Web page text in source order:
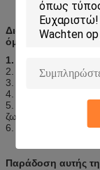
Διαδικασία
όμορφης
1.
Κάθε ένας
2. Πλαστικός άξονας
3. Αδιάβροχα πλαίσια
4. Συσκευασία
5. Πέντε στρώματα
ζωγραφική
6. Έξω από ένα άλλο
Παράδοση αυτής